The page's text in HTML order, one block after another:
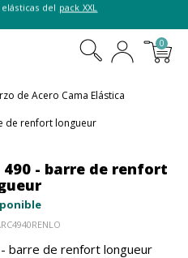
elásticas delpack XXL
0
de Acero Cama Elástica
de renfort longueur
- barre de renfort
barre de renfort longueur